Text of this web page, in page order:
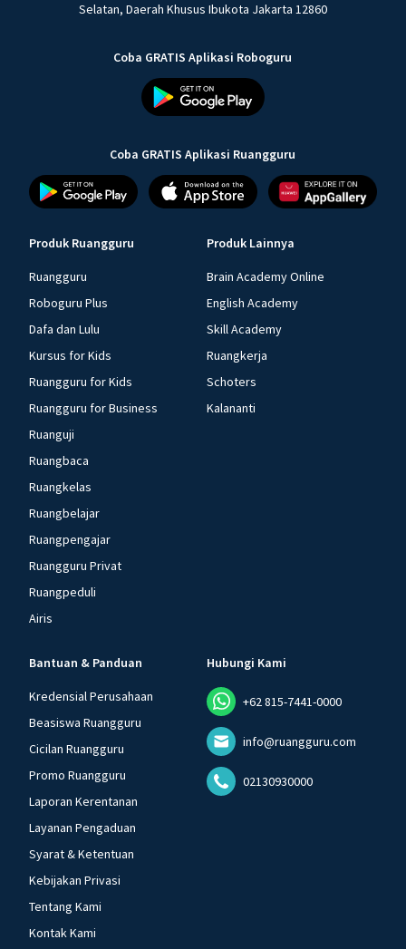
Selatan, Daerah Khusus Ibukota Jakarta 12860
Coba GRATIS Aplikasi Roboguru
Coba GRATIS Aplikasi Ruangguru
Produk Ruangguru
Ruangguru
Roboguru Plus
Dafa dan Lulu
Kursus for Kids
Ruangguru for Kids
Ruangguru for Business
Ruanguji
Ruangbaca
Ruangkelas
Ruangbelajar
Ruangpengajar
Ruangguru Privat
Ruangpeduli
Airis
Produk Lainnya
Brain Academy Online
English Academy
Skill Academy
Ruangkerja
Schoters
Kalananti
Bantuan & Panduan
Kredensial Perusahaan
Beasiswa Ruangguru
Cicilan Ruangguru
Promo Ruangguru
Laporan Kerentanan
Layanan Pengaduan
Syarat & Ketentuan
Kebijakan Privasi
Tentang Kami
Kontak Kami
Hubungi Kami
+62 815-7441-0000
info@ruangguru.com
02130930000